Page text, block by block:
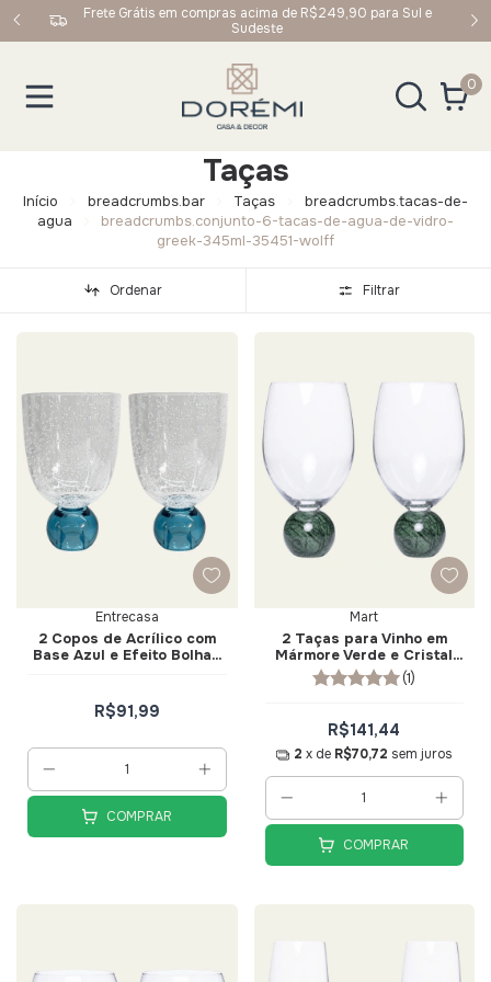
Frete Grátis em compras acima de R$249,90 para Sul e
Sudeste
0
Taças
Início breadcrumbs.bar Taças
breadcrumbs.tacas-de-
agua
breadcrumbs.conjunto-6-tacas-de-agua-de-vidro-
greek-345ml-35451-wolff
Ordenar Filtrar
Entrecasa
2 Copos de Acrílico com
Base Azul e Efeito Bolhas
R$91,99
COMPRAR
Mart
2 Taças para Vinho em
Mármore Verde e Cristal
520ml - Mart
(1)
R$141,44
2 x de R$70,72 sem juros
COMPRAR